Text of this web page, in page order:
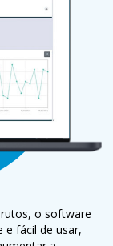
o software
e fácil de usar,